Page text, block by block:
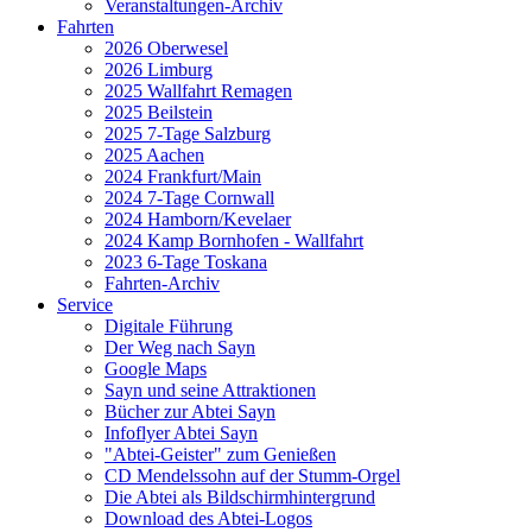
Veranstaltungen-Archiv
Fahrten
2026 Oberwesel
2026 Limburg
2025 Wallfahrt Remagen
2025 Beilstein
2025 7-Tage Salzburg
2025 Aachen
2024 Frankfurt/Main
2024 7-Tage Cornwall
2024 Hamborn/Kevelaer
2024 Kamp Bornhofen - Wallfahrt
2023 6-Tage Toskana
Fahrten-Archiv
Service
Digitale Führung
Der Weg nach Sayn
Google Maps
Sayn und seine Attraktionen
Bücher zur Abtei Sayn
Infoflyer Abtei Sayn
"Abtei-Geister" zum Genießen
CD Mendelssohn auf der Stumm-Orgel
Die Abtei als Bildschirmhintergrund
Download des Abtei-Logos